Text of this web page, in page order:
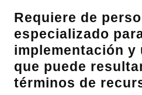
Requiere de
especializado
implementación
que puede
términos de